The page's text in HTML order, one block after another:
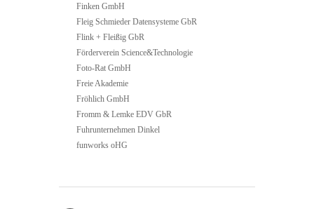
Finken GmbH
Fleig Schmieder Datensysteme GbR
Flink + Fleißig GbR
Förderverein Science&Technologie
Foto-Rat GmbH
Freie Akademie
Fröhlich GmbH
Fromm & Lemke EDV GbR
Fuhrunternehmen Dinkel
funworks oHG